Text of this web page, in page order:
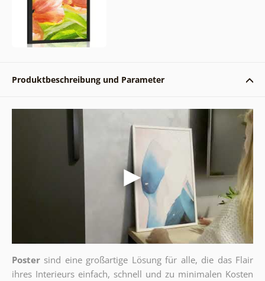
Produktbeschreibung und Parameter
Poster sind eine großartige Lösung für alle, die das Flair
ihres Interieurs einfach, schnell und zu minimalen Kosten